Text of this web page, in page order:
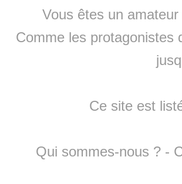
Vous êtes un
Comme les protagonistes
Ce site est
Qui sommes-nous ? -